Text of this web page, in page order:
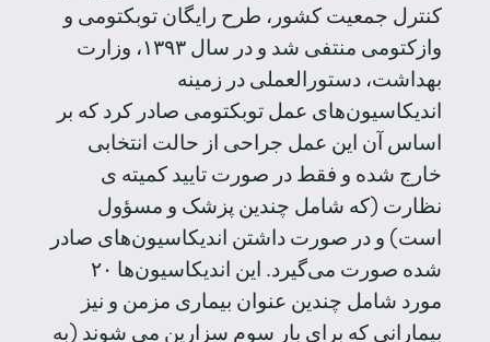
کنترل جمعیت کشور، طرح رایگان توبکتومی و
وازکتومی منتفی شد و در سال ۱۳۹۳، وزارت
بهداشت، دستورالعملی در زمینه
اندیکاسیون‌های عمل توبکتومی صادر کرد که بر
اساس آن این عمل جراحی از حالت انتخابی
خارج شده و فقط در صورت تایید کمیته ی
نظارت (که شامل چندین پزشک و مسؤول
است) و در صورت داشتن اندیکاسیون‌های صادر
شده صورت می‌گیرد. این اندیکاسیون‌ها ۲۰
مورد شامل چندین عنوان بیماری مزمن و نیز
بیمارانی که برای بار سوم سزارین می شوند (به